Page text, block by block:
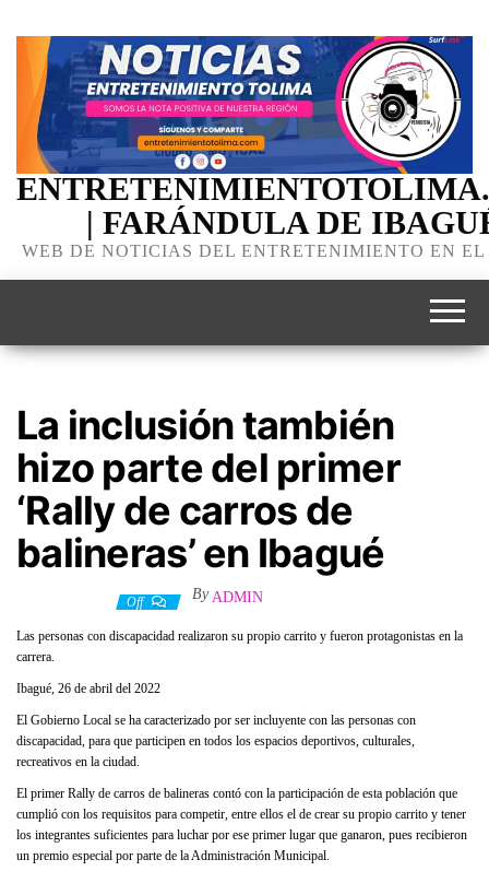
| FARÁNDULA DE
WEB DE NOTICIAS DEL ENTRETENIMIENTO EN
La inclusión también
hizo parte del primer
‘Rally de carros de
balineras’ en Ibagué
Off By ADMIN
Las personas con discapacidad realizaron su propio carrito y fueron protagonistas en la
carrera.
Ibagué, 26 de abril del 2022
El Gobierno Local se ha caracterizado por ser incluyente con las personas con
discapacidad, para que participen en todos los espacios deportivos, culturales,
recreativos en la ciudad.
El primer Rally de carros de balineras contó con la participación de esta población que
cumplió con los requisitos para competir, entre ellos el de crear su propio carrito y tener
los integrantes suficientes para luchar por ese primer lugar que ganaron, pues recibieron
un premio especial por parte de la Administración Municipal.